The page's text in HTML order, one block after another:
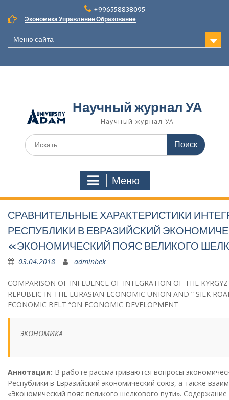
+996558838095
Экономика Управление Образование
Меню сайта
Научный журнал УА
Научный журнал УА
Поиск
для:
Меню
СРАВНИТЕЛЬНЫЕ ХАРАКТЕРИСТИКИ
РЕСПУБЛИКИ В ЕВРАЗИЙСКИЙ
«ЭКОНОМИЧЕСКИЙ ПОЯС ВЕЛИКОГО
03.04.2018 adminbek
СOMPARISON OF INFLUENCE OF INTEGRATION OF THE KYRGYZ
REPUBLIC IN THE EURASIAN ECONOMIC UNION AND ” SILK
ECONOMIC BELT “ON ECONOMIC DEVELOPMENT
ЭКОНОМИКА
Аннотация: В работе рассматриваются вопросы
Республики в Евразийский экономический союз, а также
«Экономический пояс великого шелкового пути».